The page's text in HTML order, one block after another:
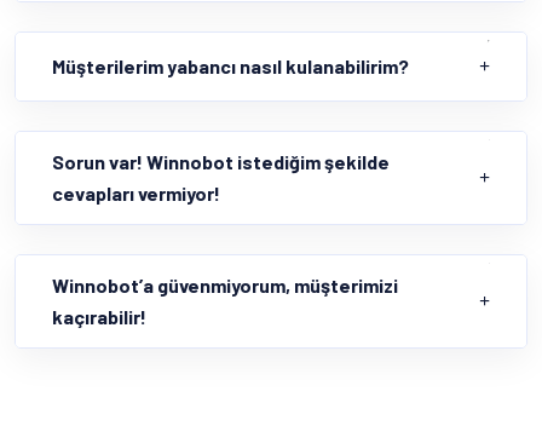
Müşterilerim yabancı nasıl kulanabilirim?
Sorun var! Winnobot istediğim şekilde
cevapları vermiyor!
Winnobot’a güvenmiyorum, müşterimizi
kaçırabilir!